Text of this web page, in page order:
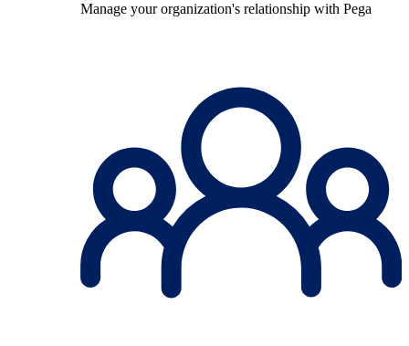
Manage your organization's relationship with Pega